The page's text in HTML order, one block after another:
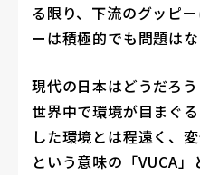
る限り、下流のグッピ
ーは積極的でも問題はな
現代の日本はどうだろ
世界中で環境が目まぐ
した環境とは程遠く、
という意味の「VUCA